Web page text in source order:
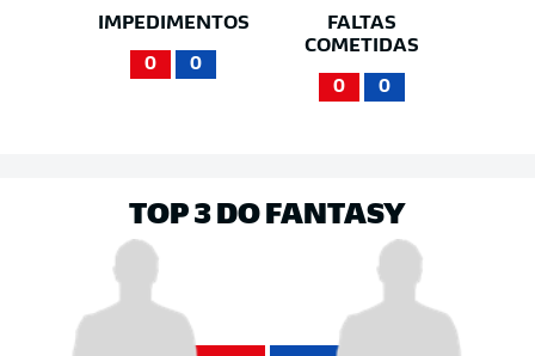
IMPEDIMENTOS
0 0
FALTAS
COMETIDAS
0 0
TOP 3 DO FANTASY